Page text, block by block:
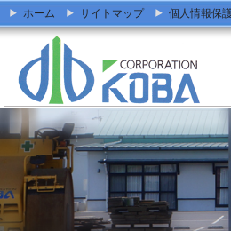
ホーム サイトマップ 個人情報保